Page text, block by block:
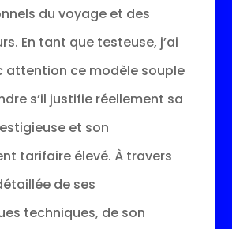
du voyage et des
En tant que testeuse, j’ai
attention ce modèle souple
s’il justifie réellement sa
et son
tarifaire élevé. À travers
de ses
techniques, de son